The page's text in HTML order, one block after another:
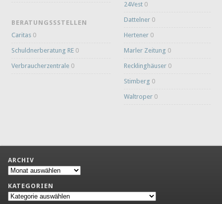
BERATUNGSSSTELLEN
Caritas 0
Schuldnerberatung RE 0
Verbraucherzentrale 0
24Vest 0
Dattelner 0
Hertener 0
Marler Zeitung 0
Recklinghäuser 0
Stimberg 0
Waltroper 0
ARCHIV
Archiv
KATEGORIEN
Kategorien